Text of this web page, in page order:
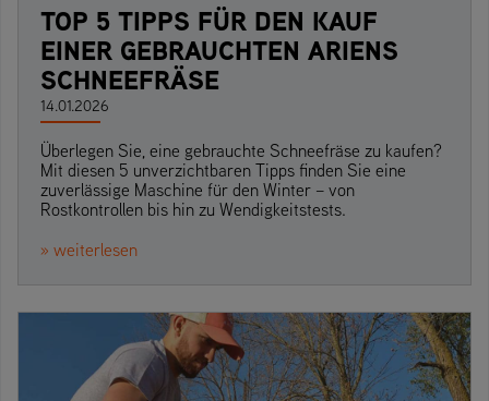
TOP 5 TIPPS FÜR DEN KAUF
EINER GEBRAUCHTEN ARIENS
SCHNEEFRÄSE
14.01.2026
Überlegen Sie, eine gebrauchte Schneefräse zu kaufen?
Mit diesen 5 unverzichtbaren Tipps finden Sie eine
zuverlässige Maschine für den Winter – von
Rostkontrollen bis hin zu Wendigkeitstests.
» weiterlesen